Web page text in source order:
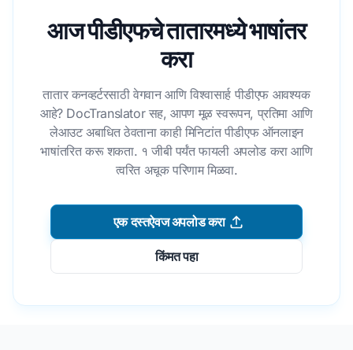
आज पीडीएफचे तातारमध्ये भाषांतर
करा
तातार कनव्हर्टरसाठी वेगवान आणि विश्वासार्ह पीडीएफ आवश्यक
आहे? DocTranslator सह, आपण मूळ स्वरूपन, प्रतिमा आणि
लेआउट अबाधित ठेवताना काही मिनिटांत पीडीएफ ऑनलाइन
भाषांतरित करू शकता. १ जीबी पर्यंत फायली अपलोड करा आणि
त्वरित अचूक परिणाम मिळवा.
एक दस्तऐवज अपलोड करा
किंमत पहा